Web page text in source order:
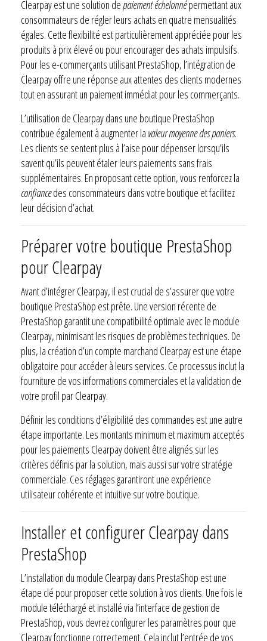
Clearpay est une solution depaiement échelonnépermettant aux
consommateurs de régler leurs achats en quatre mensualités
égales. Cette flexibilité est particulièrement appréciée pour les
produits à prix élevé ou pour encourager des achats impulsifs.
Pour les e-commerçants utilisant PrestaShop, l’intégration de
Clearpay offre une réponse aux attentes des clients modernes
tout en assurant un paiement immédiat pour les commerçants.
L’utilisation de Clearpay dans une boutique PrestaShop
contribue également à augmenter la valeur moyenne des paniers.
Les clients se sentent plus à l’aise pour dépenser lorsqu’ils
savent qu’ils peuvent étaler leurs paiements sans frais
supplémentaires. En proposant cette option, vous renforcez la
confiancedes consommateurs dans votre boutique et facilitez
leur décision d’achat.
Préparer votre boutique PrestaShop
pour Clearpay
Avant d’intégrer Clearpay, il est crucial de s’assurer que votre
boutique PrestaShop est prête. Une version récente de
PrestaShop garantit une compatibilité optimale avec le module
Clearpay, minimisant les risques de problèmes techniques. De
plus, la création d’un compte marchand Clearpay est une étape
obligatoire pour accéder à leurs services. Ce processus inclut la
fourniture de vos informations commerciales et la validation de
votre profil par Clearpay.
Définir les conditions d’éligibilité des commandes est une autre
étape importante. Les montants minimum et maximum acceptés
pour les paiements Clearpay doivent être alignés sur les
critères définis par la solution, mais aussi sur votre stratégie
commerciale. Ces réglages garantiront une expérience
utilisateur cohérente et intuitive sur votre boutique.
Installer et configurer Clearpay dans
PrestaShop
L’installation du module Clearpay dans PrestaShop est une
étape clé pour proposer cette solution à vos clients. Une fois le
module téléchargé et installé via l’interface de gestion de
PrestaShop, vous devrez configurer les paramètres pour que
Clearpay fonctionne correctement. Cela inclut l’entrée de vos